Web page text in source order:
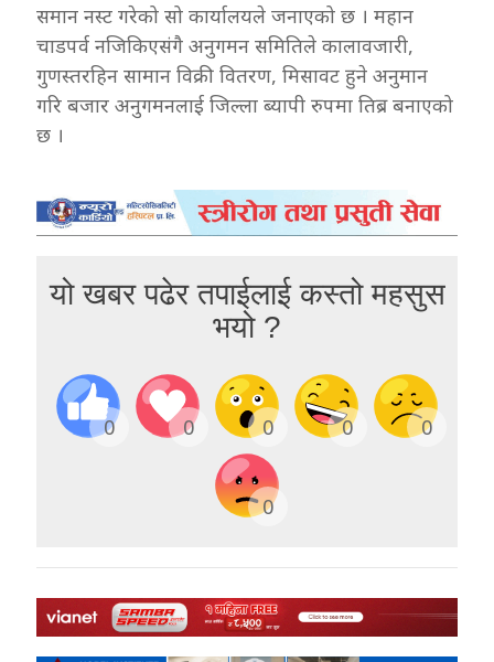
समान नस्ट गरेको सो कार्यालयले जनाएको छ । महान
चाडपर्व नजिकिएसंगै अनुगमन समितिले कालावजारी,
गुणस्तरहिन सामान विक्री वितरण, मिसावट हुने अनुमान
गरि बजार अनुगमनलाई जिल्ला ब्यापी रुपमा तिब्र बनाएको
छ ।
यो खबर पढेर तपाईलाई कस्तो महसुस
भयो ?
0 0 0 0 0
0